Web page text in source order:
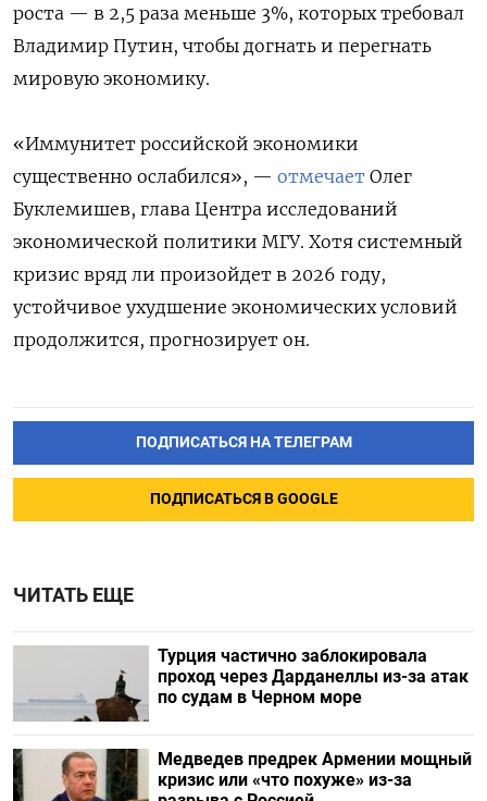
роста — в 2,5 раза меньше 3%, которых требовал
Владимир Путин, чтобы догнать и перегнать
мировую экономику.
«Иммунитет российской экономики
существенно ослабился», — отмечает Олег
Буклемишев, глава Центра исследований
экономической политики МГУ. Хотя системный
кризис вряд ли произойдет в 2026 году,
устойчивое ухудшение экономических условий
продолжится, прогнозирует он.
ПОДПИСАТЬСЯ НА ТЕЛЕГРАМ
ПОДПИСАТЬСЯ В GOOGLE
ЧИТАТЬ ЕЩЕ
Турция частично заблокировала
проход через Дарданеллы из-за атак
по судам в Черном море
Медведев предрек Армении мощный
кризис или «что похуже» из-за